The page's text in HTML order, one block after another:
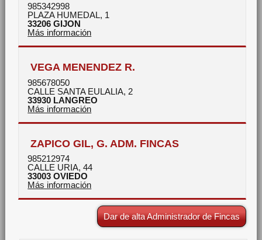
985342998
PLAZA HUMEDAL, 1
33206 GIJON
Más información
VEGA MENENDEZ R.
985678050
CALLE SANTA EULALIA, 2
33930 LANGREO
Más información
ZAPICO GIL, G. ADM. FINCAS
985212974
CALLE URIA, 44
33003 OVIEDO
Más información
Dar de alta Administrador de Fincas